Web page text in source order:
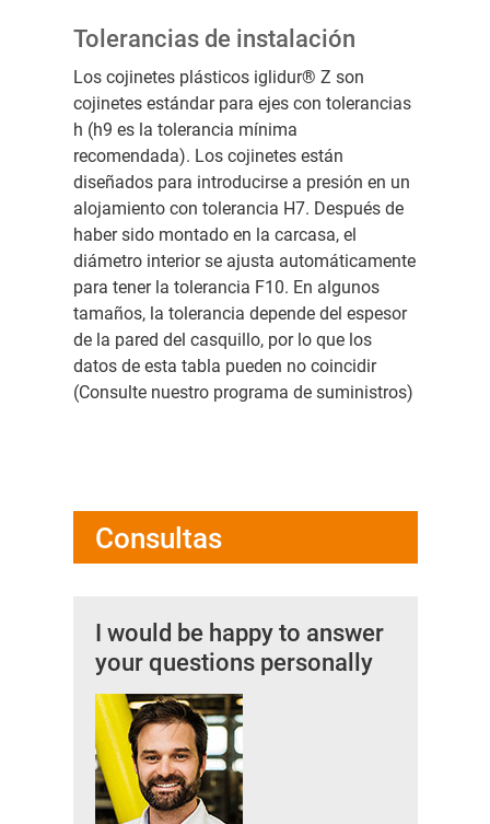
Tolerancias de instalación
Los cojinetes plásticos iglidur® Z son
cojinetes estándar para ejes con tolerancias
h (h9 es la tolerancia mínima
recomendada). Los cojinetes están
diseñados para introducirse a presión en un
alojamiento con tolerancia H7. Después de
haber sido montado en la carcasa, el
diámetro interior se ajusta automáticamente
para tener la tolerancia F10. En algunos
tamaños, la tolerancia depende del espesor
de la pared del casquillo, por lo que los
datos de esta tabla pueden no coincidir
(Consulte nuestro programa de suministros)
Consultas
I would be happy to answer
your questions personally